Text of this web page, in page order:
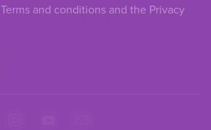
Terms and conditions and the Privacy